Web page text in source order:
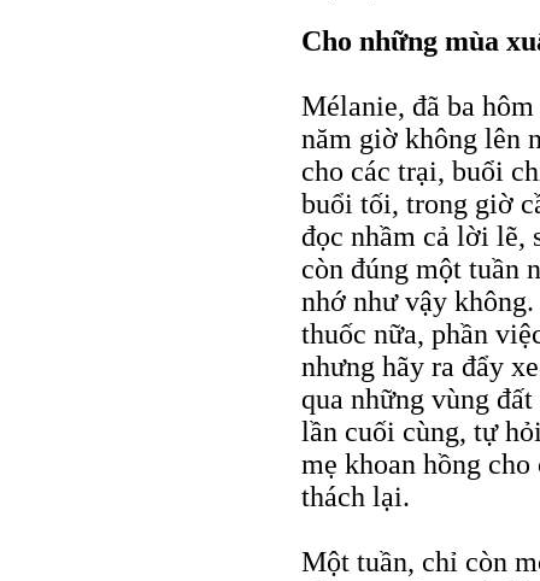
Cho những mùa
Mélanie, đã ba
năm giờ không lên
cho các trại, buổi
buổi tối, trong giờ
đọc nhầm cả lời lẽ,
còn đúng một tuần
nhớ như vậy
thuốc nữa, phần
nhưng hãy ra đẩy
qua những vùng
lần cuối cùng, tự
mẹ khoan hồng
thách lại.
Một tuần, chỉ còn